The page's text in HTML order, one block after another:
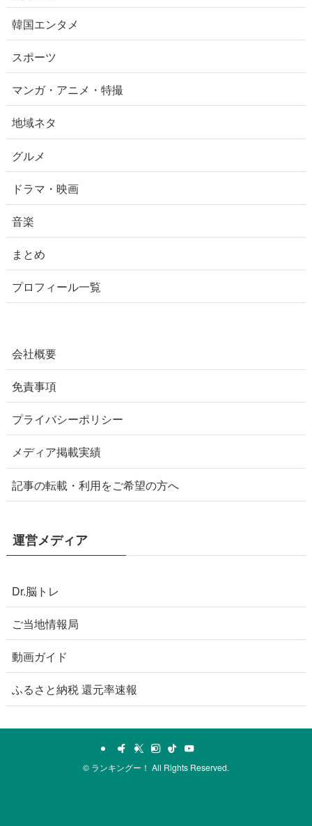
韓国エンタメ
スポーツ
マンガ・アニメ・特撮
地域ネタ
グルメ
ドラマ・映画
音楽
まとめ
プロフィール一覧
会社概要
免責事項
プライバシーポリシー
メディア掲載実績
記事の転載・利用をご希望の方へ
運営メディア
Dr.脳トレ
ご当地情報局
動画ガイド
ふるさと納税 還元率速報
© ランキングー！ All Rights Reserved.